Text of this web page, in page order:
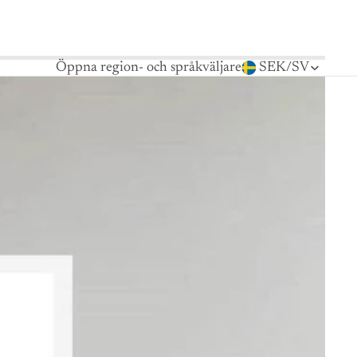
Öppna region- och språkväljare SEK/SV